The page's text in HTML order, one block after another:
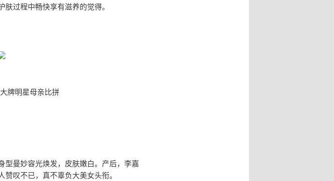
过程中畅快享有滋养的觉得。
牌明星母亲比拼
型曼妙容光焕发，皮肤嫩白。产后，李嘉
叹不已，真不辜负大美女头衔。